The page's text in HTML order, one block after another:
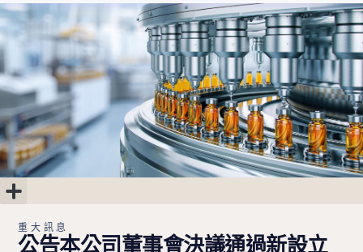
重大訊息
公告本公司董事會決議通過新設立